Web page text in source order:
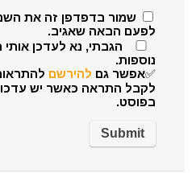
שמור בדפדפן זה את
לפעם הבאה שאגיב.
הגבתי, נא לעדכן אותי
נוספות.
✅אפשר גם להירשם
לקבל התראה כאשר יש
בפוסט.